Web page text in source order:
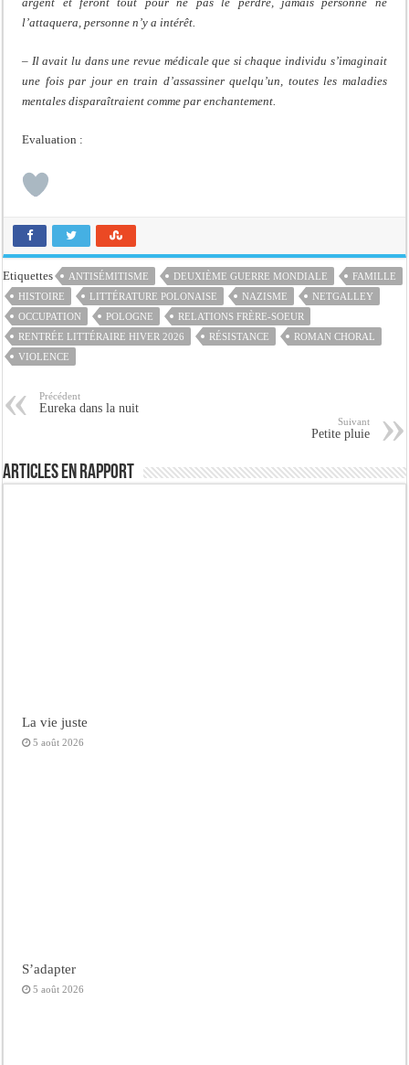
l’attaquera, personne n’y a intérêt.
– Il avait lu dans une revue médicale que si chaque individu s’imaginait
une fois par jour en train d’assassiner quelqu’un, toutes les maladies
mentales disparaîtraient comme par enchantement.
Evaluation :
Etiquettes ANTISÉMITISME DEUXIÈME GUERRE MONDIALE
FAMILLE
HISTOIRE
LITTÉRATURE POLONAISE NAZISME
NETGALLEY
OCCUPATION
POLOGNE
RELATIONS FRÈRE-SOEUR
RENTRÉE LITTÉRAIRE HIVER 2026
RÉSISTANCE
ROMAN CHORAL
VIOLENCE
Précédent
Eureka dans la nuit
Suivant
Petite pluie
Articles en rapport
La vie juste
5 août 2026
S’adapter
5 août 2026